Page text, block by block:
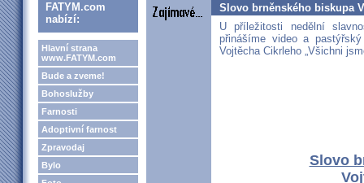
FATYM.com
nabízí:
Hlavní strana
www.FATYM.com
Bude a zveme!
Bohoslužby
Farnosti
Adoptivní farnost
Zpravodaj
Bylo
Slovo brněnského biskupa
U příležitosti nedělní
přinášíme video a
Vojtěcha Cikrleho „Všichni
Slovo